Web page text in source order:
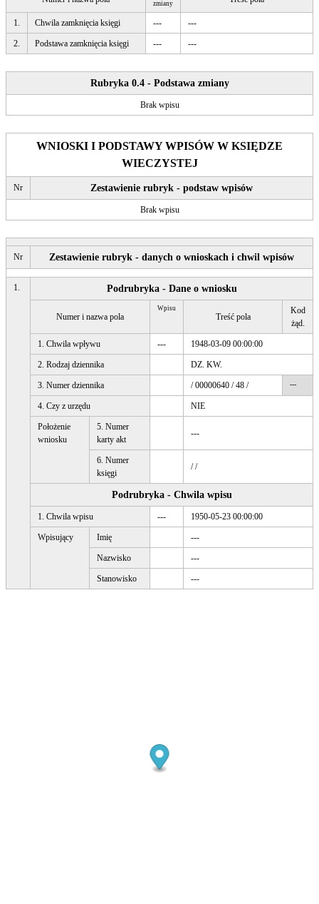
zmiany
1. Chwila zamknięcia księgi --- ---
2. Podstawa zamknięcia księgi --- ---
Rubryka 0.4 - Podstawa zmiany
Brak wpisu
WNIOSKI I PODSTAWY WPISÓW W KSIĘDZE
WIECZYSTEJ
Nr Zestawienie rubryk - podstaw wpisów
Brak wpisu
Nr Zestawienie rubryk - danych o wnioskach i chwil wpisów
1. Podrubryka - Dane o wniosku
Numer i nazwa pola
Wpisu
Treść pola
Kod
żąd.
1. Chwila wpływu --- 1948-03-09 00:00:00
2. Rodzaj dziennika DZ. KW.
3. Numer dziennika / 00000640 / 48 / ---
4. Czy z urzędu NIE
Położenie
wniosku
5. Numer
karty akt
---
6. Numer
księgi
/ /
Podrubryka - Chwila wpisu
1. Chwila wpisu --- 1950-05-23 00:00:00
Wpisujący Imię ---
Nazwisko ---
Stanowisko ---